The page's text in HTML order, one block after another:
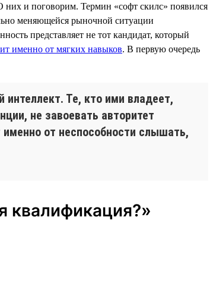
них и поговорим. Термин «софт скилс» появился
меняющейся рыночной ситуации
представляет не тот кандидат, который
именно от мягких навыков. В первую очередь
Те, кто ими владеет,
не завоевать авторитет
от неспособности слышать,
квалификация?»